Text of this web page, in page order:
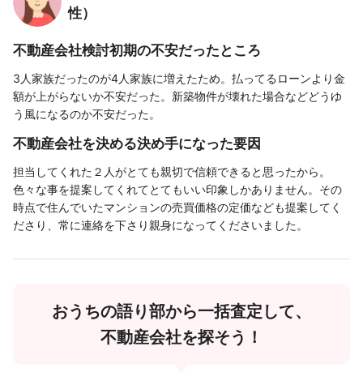
性）
不動産会社検討初期の不安だったところ
3人家族だったのが4人家族に増えたため。払ってるローンより金
額が上がらないか不安だった。新築物件が壊れた場合などどうゆ
う風になるのか不安だった。
不動産会社を決める決め手になった要因
担当してくれた２人がとても親切で信頼できると思ったから。
色々な事を提案してくれてとてもいい印象しかありません。その
時点で住んでいたマンションの売買価格の定価なども提案してく
ださり、常に連絡を下さり親身になってくださいました。
おうちの語り部から一括査定して、
不動産会社を探そう！